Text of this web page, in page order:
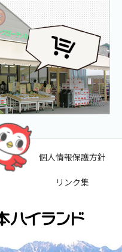
個人情報保護方針
リンク集